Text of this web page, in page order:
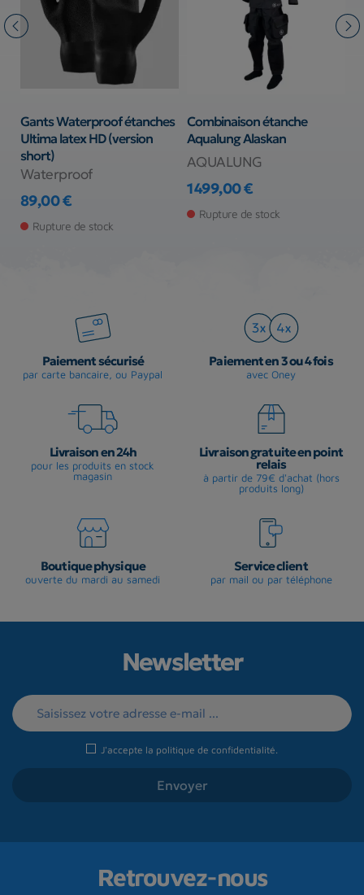
Gants Waterproof étanches
Ultima latex HD (version
short)
Waterproof
Prix
89,00 €
Rupture de stock
Combinaison étanche
Aqualung Alaskan
AQUALUNG
Prix
1 499,00 €
Rupture de stock
Paiement sécurisé
par carte bancaire, ou Paypal
Paiement en 3 ou 4 fois
avec Oney
Livraison en 24h
pour les produits en stock
magasin
Livraison gratuite en point
relais
à partir de 79€ d'achat (hors
produits long)
Boutique physique
ouverte du mardi au samedi
Service client
par mail ou par téléphone
Newsletter
J'accepte la politique de confidentialité.
Retrouvez-nous